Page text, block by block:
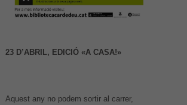
23 D’ABRIL, EDICIÓ «A CASA!»
Aquest any no podem sortir al carrer,